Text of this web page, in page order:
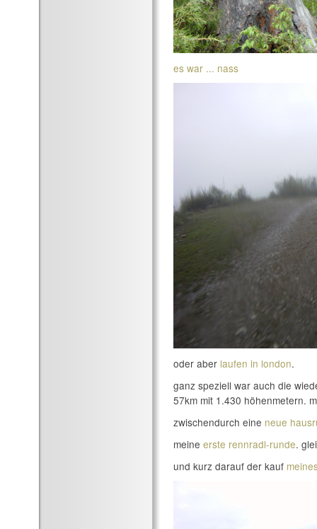
es war ... nass
oder aber laufen in london.
ganz speziell war auch die
57km mit 1.430 höhenmetern.
zwischendurch eine neue
meine erste rennradl-runde.
und kurz darauf der kauf